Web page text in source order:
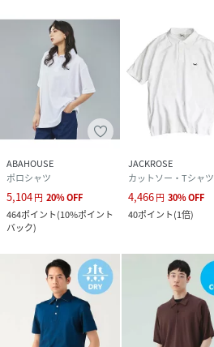
ABAHOUSE
ポロシャツ
5,104円 20%OFF
464ポイント(10%ポイント
バック)
JACKROSE
カットソー・Tシャツ
4,466円 30%OFF
40ポイント(1倍)